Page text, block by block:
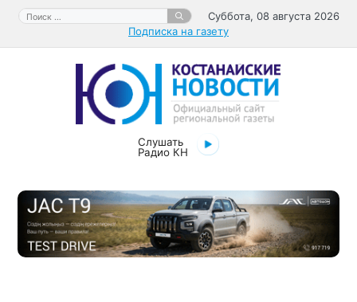
Перейти
содержимому
Поиск:
Суббота, 08 августа 2026
Подписка на газету
Слушать
Радио КН